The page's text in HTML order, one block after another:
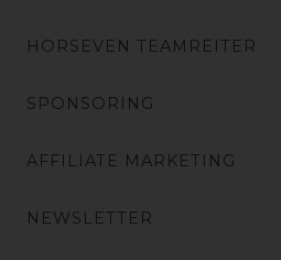
HORSEVEN TEAMREITER
SPONSORING
AFFILIATE MARKETING
NEWSLETTER